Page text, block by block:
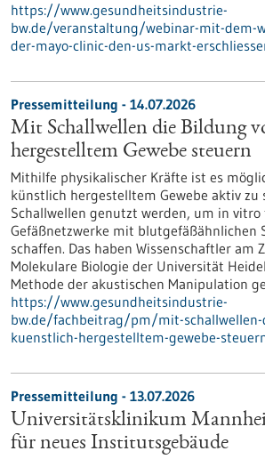
https://www.gesundheitsindustrie-
bw.de/veranstaltung/webinar-mit-dem-
der-mayo-clinic-den-us-markt-
Pressemitteilung - 14.07.2026
Mit Schallwellen die Bildung
hergestelltem Gewebe steuern
Mithilfe physikalischer Kräfte ist es
künstlich hergestelltem Gewebe aktiv zu
Schallwellen genutzt werden, um in
Gefäßnetzwerke mit blutgefäßähnlichen
schaffen. Das haben Wissenschaftler am
Molekulare Biologie der Universität
Methode der akustischen Manipulation
https://www.gesundheitsindustrie-
bw.de/fachbeitrag/pm/mit-schallwellen-
kuenstlich-hergestelltem-gewebe-
Pressemitteilung - 13.07.2026
Universitätsklinikum
für neues Institutsgebäude